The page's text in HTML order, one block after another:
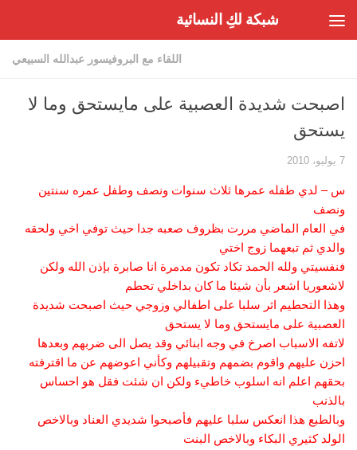
شبكة لكِ النسائية
اللقاء مع البروفيسور عبدالله السبيعي
اصبحت شديدة العصبية على مايستحق وما لا
يستحق
7 يوليو، 2010
س – لدي طفله عمرها ثلاث سنوات ونصف وطفل عمره سنتين
ونصف
في العام الماضي مررت بظروف صعبه جدا حيث توفي اخي ولحقه
والدي ثم تبعهما زوج اختي
فنفسيتي ولله الحمد تكاد تكون مدمرة انا صابرة بإذن الله ولكن
لاشعوريا اشعر بأن شيئا ما كان بداخلي تحطم
وهذا التحطيم اثر سلبا على اطفالي وزوجي حيث اصبحت شديدة
العصبية على مايستحق وما لا يستحق
لاتفه الاسباب اصرخ في وجه ابنائي وقد يصل الى ضربهم وبعدها
احزن عليهم واقوم بضمهم وتقبيلهم وكأني اعوضهم عن ما اقترفته
بحقهم اعلم انه اسلوب خاطيء ولكن ان شئت فقل هو احساس
بالذنب
وبالطبع هذا انعكس سلبا عليهم فأصبحوا شديدي العناد وبالاخص
الولد كثيري البكاء وبالاخص البنت